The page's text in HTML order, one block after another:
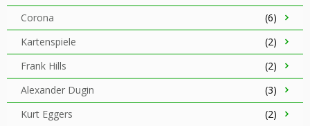
Corona
(6)
Kartenspiele
(2)
Frank Hills
(2)
Alexander Dugin
(3)
Kurt Eggers
(2)